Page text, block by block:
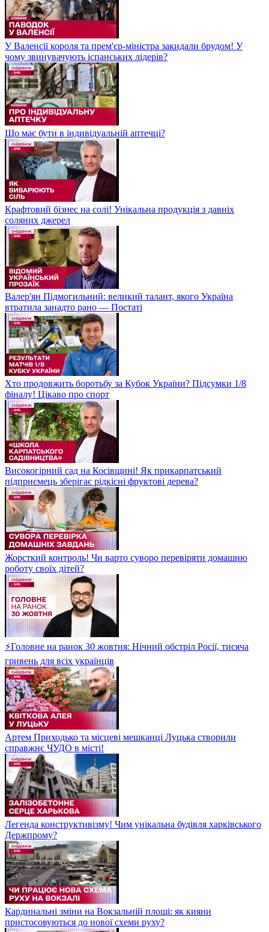
У Валенсії короля та прем'єр-міністра закидали брудом! У
чому звинувачують іспанських лідерів?
Що має бути в індивідуальній аптечці?
Крафтовий бізнес на солі! Унікальна продукція з давніх
соляних джерел
Валер'ян Підмогильний: великий талант, якого Україна
втратила занадто рано — Постаті
Хто продовжить боротьбу за Кубок України? Підсумки 1/8
фіналу! Цікаво про спорт
Високогірний сад на Косівщині! Як прикарпатський
підприємець зберігає рідкісні фруктові дерева?
Жорсткий контроль! Чи варто суворо перевіряти домашню
роботу своїх дітей?
⚡Головне на ранок 30 жовтня: Нічний обстріл Росії, тисяча
гривень для всіх українців
Артем Приходько та місцеві мешканці Луцька створили
справжнє ЧУДО в місті!
Легенда конструктивізму! Чим унікальна будівля харківського
Держпрому?
Кардинальні зміни на Вокзальній площі: як кияни
пристосовуються до нової схеми руху?